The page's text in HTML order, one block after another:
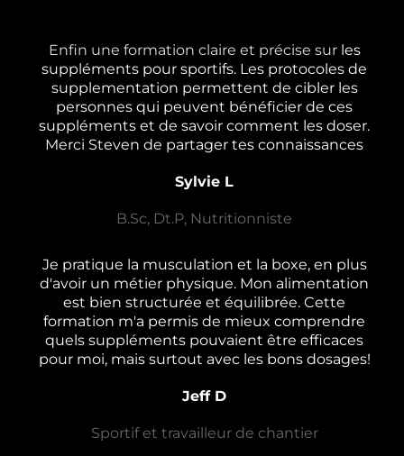
Enfin une formation claire et précise surles
suppléments pour sportifs. Les protocoles de
supplementation permettent de cibler les
personnes qui peuvent bénéficier de ces
suppléments et de savoir comment les doser.
Merci Steven de partager tes connaissances
Sylvie L
B.Sc, Dt.P, Nutritionniste
Je pratique la musculation et la boxe, en plus
d'avoir un métier physique. Mon alimentation
est bien structurée et équilibrée. Cette
formation m'a permis de mieux comprendre
quels suppléments pouvaient être efficaces
pour moi, mais surtout avec les bons dosages!
Jeff D
Sportif et travailleur de chantier